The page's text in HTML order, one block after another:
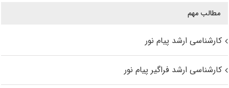
مطالب مهم
کارشناسی ارشد پیام نور
کارشناسی ارشد فراگیر پیام نور